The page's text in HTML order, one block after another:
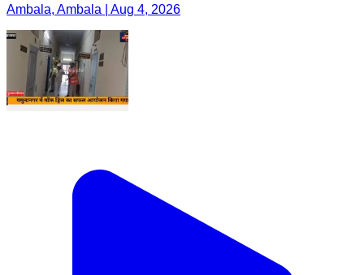
Ambala, Ambala | Aug 4, 2026